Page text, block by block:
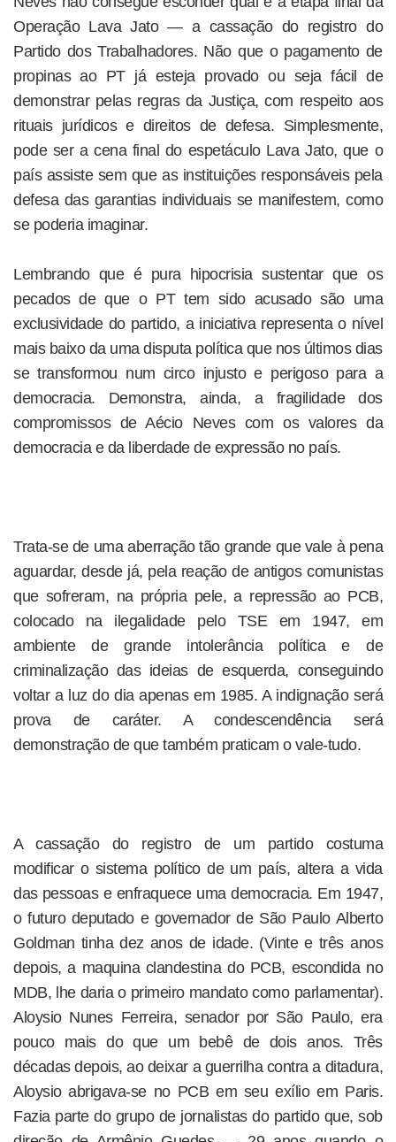
Operação Lava Jato — a cassação do registro do
Partido dos Trabalhadores. Não que o pagamento de
propinas ao PT já esteja provado ou seja fácil de
demonstrar pelas regras da Justiça, com respeito aos
rituais jurídicos e direitos de defesa. Simplesmente,
pode ser a cena final do espetáculo Lava Jato, que o
país assiste sem que as instituições responsáveis pela
defesa das garantias individuais se manifestem, como
se poderia imaginar.
Lembrando que é pura hipocrisia sustentar que os
pecados de que o PT tem sido acusado são uma
exclusividade do partido, a iniciativa representa o nível
mais baixo da uma disputa política que nos últimos dias
se transformou num circo injusto e perigoso para a
democracia. Demonstra, ainda, a fragilidade dos
compromissos de Aécio Neves com os valores da
democracia e da liberdade de expressão no país.
Trata-se de uma aberração tão grande que vale à pena
aguardar, desde já, pela reação de antigos comunistas
que sofreram, na própria pele, a repressão ao PCB,
colocado na ilegalidade pelo TSE em 1947, em
ambiente de grande intolerância política e de
criminalização das ideias de esquerda, conseguindo
voltar a luz do dia apenas em 1985. A indignação será
prova de caráter. A condescendência será
demonstração de que também praticam o vale-tudo.
A cassação do registro de um partido costuma
modificar o sistema político de um país, altera a vida
das pessoas e enfraquece uma democracia. Em 1947,
o futuro deputado e governador de São Paulo Alberto
Goldman tinha dez anos de idade. (Vinte e três anos
depois, a maquina clandestina do PCB, escondida no
MDB, lhe daria o primeiro mandato como parlamentar).
Aloysio Nunes Ferreira, senador por São Paulo, era
pouco mais do que um bebê de dois anos. Três
décadas depois, ao deixar a guerrilha contra a ditadura,
Aloysio abrigava-se no PCB em seu exílio em Paris.
Fazia parte do grupo de jornalistas do partido que, sob